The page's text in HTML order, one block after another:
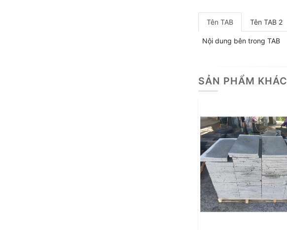
Tên TAB Tên TAB 2
Nội dung bên trong TAB
SẢN PHẨM KHÁC